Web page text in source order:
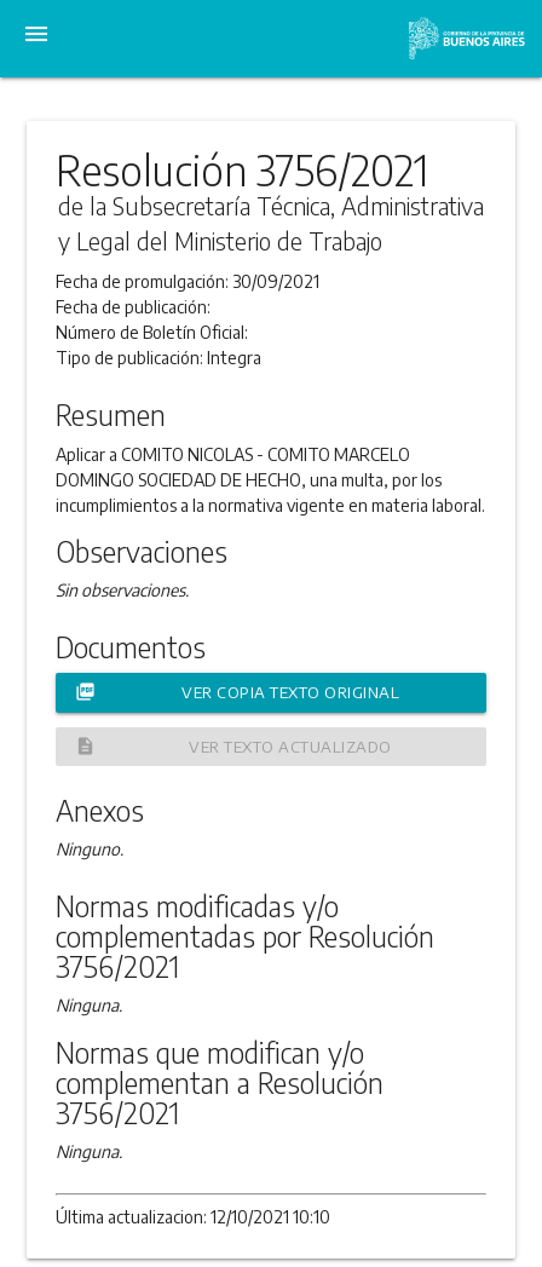
menu
Resolución 3756/2021
de la Subsecretaría Técnica, Administrativa
y Legal del Ministerio de Trabajo
Fecha de promulgación: 30/09/2021
Fecha de publicación:
Número de Boletín Oficial:
Tipo de publicación:Integra
Resumen
Aplicar a COMITO NICOLAS - COMITO MARCELO
DOMINGO SOCIEDAD DE HECHO, una multa, por los
incumplimientos a la normativa vigente en materia laboral.
Observaciones
Sin observaciones.
Documentos
picture_as_pdf VER COPIA TEXTO ORIGINAL
description VER TEXTO ACTUALIZADO
Anexos
Ninguno.
Normas modificadas y/o
complementadas por Resolución
3756/2021
Ninguna.
Normas que modifican y/o
complementan a Resolución
3756/2021
Ninguna.
Última actualizacion: 12/10/2021 10:10